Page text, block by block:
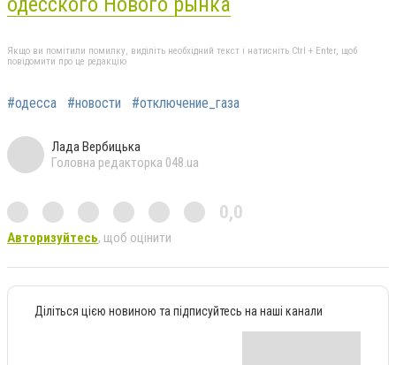
Якщо ви помітили помилку, виділіть необхідний текст і натисніть Ctrl + Enter, щоб
повідомити про це редакцію
#одесса #новости #отключение_газа
Лада Вербицька
Головна редакторка 048.ua
0,0
Авторизуйтесь, щоб оцінити
Діліться цією новиною та підписуйтесь на наші канали